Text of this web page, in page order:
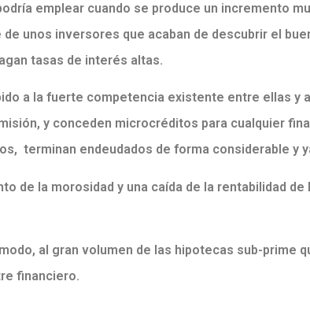
emplear cuando se produce un incremento
unos inversores que acaban de descubrir el
tasas de interés altas.
a la fuerte competencia existente entre ellas y
y conceden microcréditos para cualquier
terminan endeudados de forma considerable y
de la morosidad y una caída de la rentabilidad
al gran volumen de las hipotecas sub-prime
financiero.